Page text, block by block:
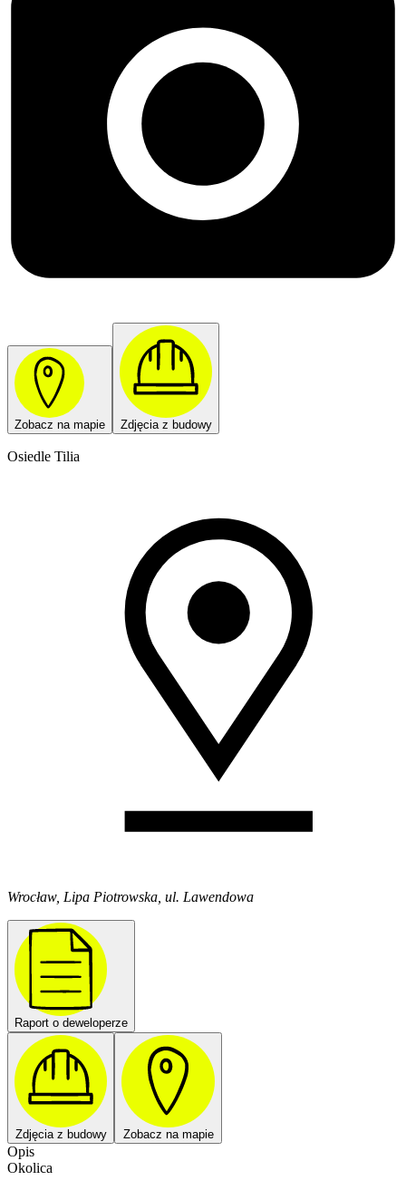
Zobacz na mapie Zdjęcia z budowy
Osiedle Tilia
Wrocław, Lipa Piotrowska, ul. Lawendowa
Raport o deweloperze
Zdjęcia z budowy Zobacz na mapie
Opis
Okolica